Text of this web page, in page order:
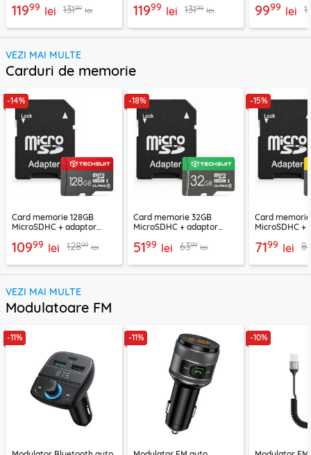
11999 lei 13199 lei 11999 lei 13199 lei 9999 lei
VEZI MAI MULTE
Carduri de memorie
-14%
Card memorie 128GB
MicroSDHC + adaptor
10999 lei 12899 lei
-18%
Card memorie 32GB
MicroSDHC + adaptor
5199 lei 6399 lei
-15%
Card
MicroSDHC +
7199 lei
VEZI MAI MULTE
Modulatoare FM
-11% -11% -10%